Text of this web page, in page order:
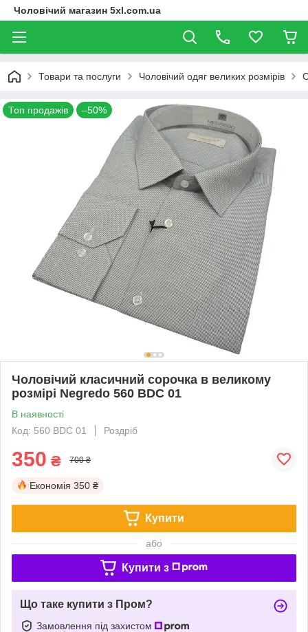
Чоловічий магазин 5xl.com.ua
Товари та послуги Чоловічий одяг великих розмірів
Топ продажів –50%
Чоловічий класичний сорочка в великому
розмірі Negredo 560 BDC 01
В наявності
Код: 560 BDC 01
Роздріб
350 ₴ 700 ₴
Економія 350 ₴
Купити
або
Купити з
Що таке купити з Пром?
Замовлення під захистом